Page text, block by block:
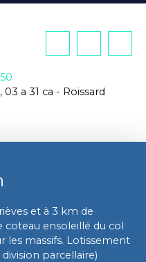
a 31 ca - Roissard
et à 3 km de
coteau ensoleillé du col
les massifs. Lotissement
parcellaire)